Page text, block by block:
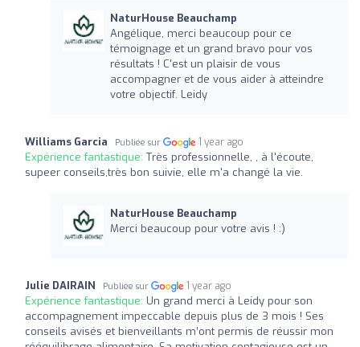
NaturHouse Beauchamp
Angélique, merci beaucoup pour ce
témoignage et un grand bravo pour vos
résultats ! C'est un plaisir de vous
accompagner et de vous aider à atteindre
votre objectif. Leidy
Williams Garcia Publiée sur 1 year ago
Expérience fantastique: Très professionnelle, , à l'écoute,
supeer conseils,très bon suivie, elle m'a changé la vie.
NaturHouse Beauchamp
Merci beaucoup pour votre avis ! :)
Julie DAIRAIN Publiée sur 1 year ago
Expérience fantastique: Un grand merci à Leidy pour son
accompagnement impeccable depuis plus de 3 mois ! Ses
conseils avisés et bienveillants m’ont permis de réussir mon